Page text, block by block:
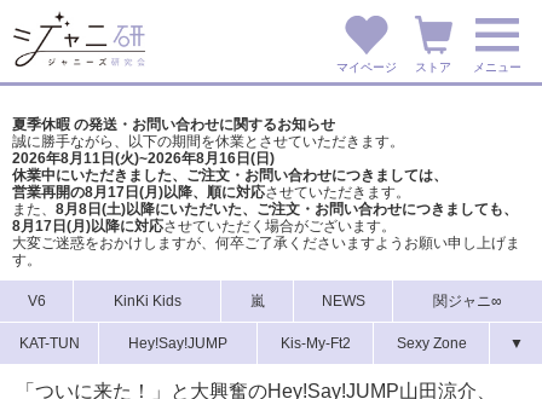
マイページ ストア メニュー
夏季休暇 の発送・お問い合わせに関するお知らせ
誠に勝手ながら、以下の期間を休業とさせていただきます。
2026年8月11日(火)~2026年8月16日(日)
休業中にいただきました、ご注文・お問い合わせにつきましては、
営業再開の8月17日(月)以降、順に対応させていただきます。
また、 8月8日(土)以降にいただいた、ご注文・ お問い合わせにつきましても、
8月17日(月)以降に対応させていただく場合がございます。
大変ご迷惑をおかけしますが、 何卒ご了承くださいますようお願い申し上げま
す。
V6 KinKi Kids 嵐 NEWS 関ジャニ∞
KAT-TUN Hey!Say!JUMP Kis-My-Ft2 Sexy Zone ▼
「ついに来た！」と大興奮のHey!Say!JUMP山田涼介、